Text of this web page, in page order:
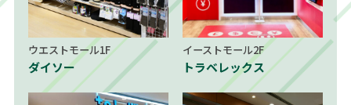
ウエストモール1F
ダイソー
イーストモール2F
トラベレックス